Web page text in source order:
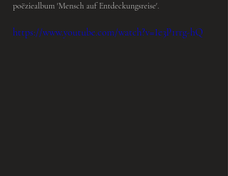
poëziealbum 'Mensch auf Entdeckungsreise'.
https://www.youtube.com/watch?v=Ie3P1rrg-hQ